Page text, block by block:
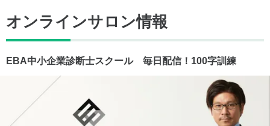
オンラインサロン情報
EBA中小企業診断士スクール 毎日配信！100字訓練